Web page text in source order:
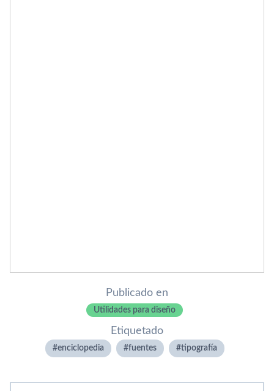
Publicado en
Utilidades para diseño
Etiquetado
enciclopedia fuentes tipografí­a